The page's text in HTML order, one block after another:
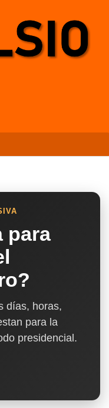
para
días, horas,
para la
presidencial.